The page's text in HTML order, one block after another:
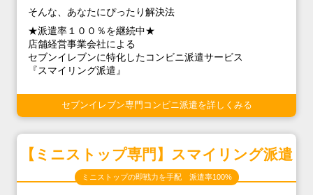
そんな、あなたにぴったり解決法
★派遣率１００％を継続中★
店舗経営事業会社による
セブンイレブンに特化したコンビニ派遣サービス
『スマイリング派遣』
セブンイレブン専門コンビニ派遣を詳しくみる
【ミニストップ専門】スマイリング派遣
ミニストップの即戦力を手配 派遣率100%